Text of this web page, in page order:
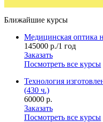
Ближайшие курсы
Медицинская оптика
145000 р./1 год
Заказать
Посмотреть все курсы
Технология
(430 ч.)
60000 р.
Заказать
Посмотреть все курсы